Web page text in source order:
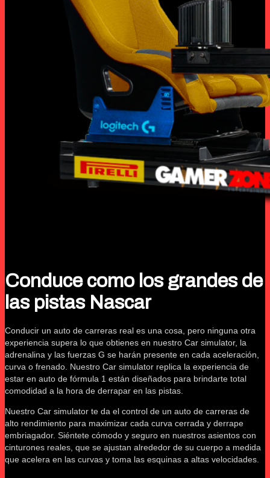
Conduce como los grandes de
las pistas Nascar
Conducir un auto de carreras real es una cosa, pero ninguna otra
experiencia supera lo que obtienes en nuestro Car simulator, la
adrenalina y las fuerzas G se harán presente en cada aceleración,
curva o frenado. Nuestro Car simulator replica la experiencia de
estar en auto de fórmula 1 están diseñados para brindarte total
comodidad a la hora de derrapar en las pistas.
Nuestro Car simulator te da el control de un auto de carreras de
alto rendimiento para maximizar cada curva cerrada y derrape
embriagador. Siéntete cómodo y seguro en nuestros asientos con
cinturones reales, que se ajustan alrededor de su cuerpo a medida
que acelera en las curvas y toma las esquinas a altas velocidades.